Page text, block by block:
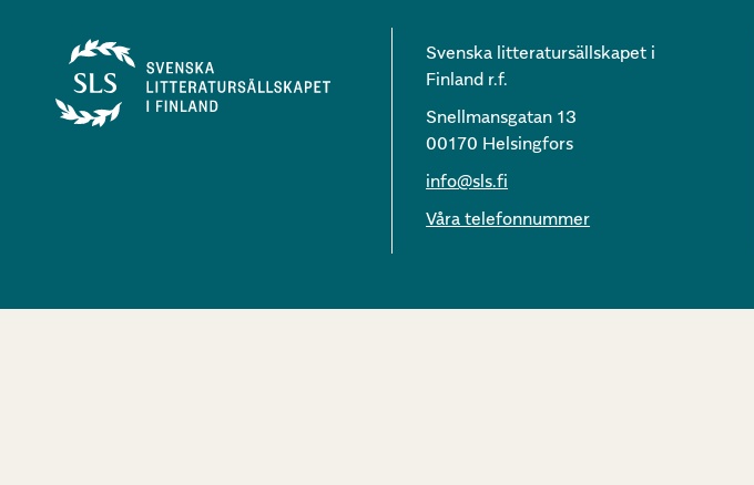
Svenska litteratursällskapet i
Finland r.f.
Snellmansgatan 13
00170 Helsingfors
info@sls.fi
Våra telefonnummer